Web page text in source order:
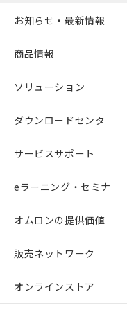
お知らせ・最新情報
商品情報
ソリューション
ダウンロードセンタ
サービスサポート
eラーニング・セミナ
オムロンの提供価値
販売ネットワーク
オンラインストア